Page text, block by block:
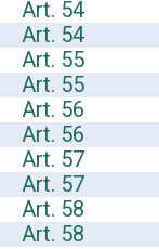
Art. 54
Art. 54
Art. 55
Art. 55
Art. 56
Art. 56
Art. 57
Art. 57
Art. 58
Art. 58